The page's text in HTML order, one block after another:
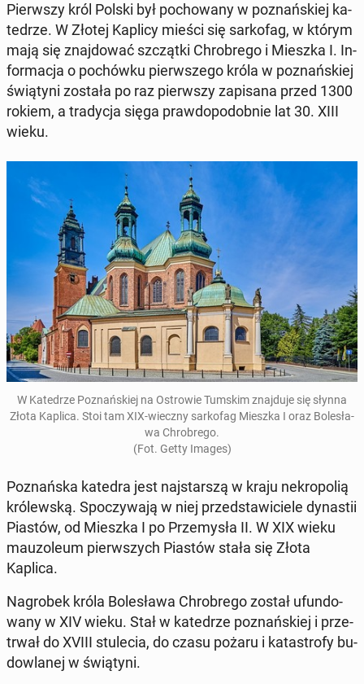
Pierw­szy król Polski był po­cho­wa­ny w po­znań­skiej ka­
te­drze. W Złotej Kaplicy mieści się sar­ko­fag, w którym
mają się znaj­do­wać szcząt­ki Chro­bre­go i Mieszka I. In­
for­ma­cja o po­chów­ku pierw­sze­go króla w po­znań­skiej
świą­ty­ni została po raz pierw­szy za­pi­sa­na przed 1300
rokiem, a tra­dy­cja sięga praw­do­po­dob­nie lat 30. XIII
wieku.
W Ka­te­drze Po­znań­skiej na Ostro­wie Tumskim znaj­du­je się słynna
Złota Kaplica. Stoi tam XIX-wieczny sar­ko­fag Mieszka I oraz Bo­le­sła­
wa Chro­bre­go.
(Fot. Getty Images)
Po­znań­ska katedra jest naj­star­szą w kraju ne­kro­po­lią
kró­lew­ską. Spo­czy­wa­ją w niej przed­sta­wi­cie­le dy­na­stii
Piastów, od Mieszka I po Prze­my­sła II. W XIX wieku
mau­zo­leum pierw­szych Piastów stała się Złota
Kaplica.
Na­gro­bek króla Bo­le­sła­wa Chro­bre­go został ufun­do­
wa­ny w XIV wieku. Stał w ka­te­drze po­znań­skiej i prze­
trwał do XVIII stu­le­cia, do czasu pożaru i ka­ta­stro­fy bu­
dow­la­nej w świą­ty­ni.